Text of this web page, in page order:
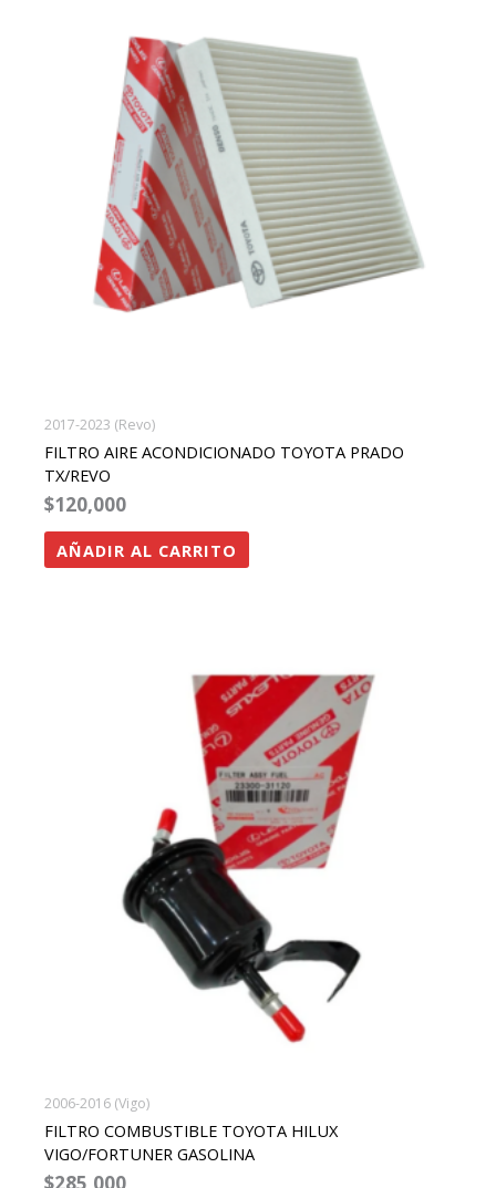
2017-2023 (Revo)
FILTRO AIRE ACONDICIONADO TOYOTA PRADO
TX/REVO
$120,000
AÑADIR AL CARRITO
2006-2016 (Vigo)
FILTRO COMBUSTIBLE TOYOTA HILUX
VIGO/FORTUNER GASOLINA